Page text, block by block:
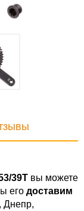
39T вы можете
его доставим
Днепр,